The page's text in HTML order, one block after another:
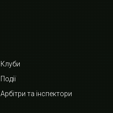
Клуби
Події
Арбітри та інспектори